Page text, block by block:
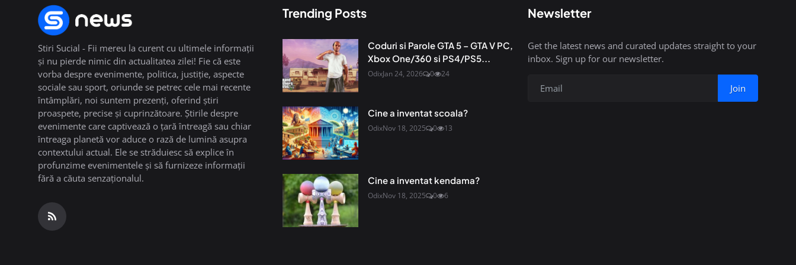
Stiri Sucial - Fii mereu la curent cu ultimele informații
și nu pierde nimic din actualitatea zilei! Fie că este
vorba despre evenimente, politica, justiție, aspecte
sociale sau sport, oriunde se petrec cele mai recente
întâmplări, noi suntem prezenți, oferind știri
proaspete, precise și cuprinzătoare. Știrile despre
evenimente care captivează o țară întreagă sau chiar
întreaga planetă vor aduce o rază de lumină asupra
contextului actual. Ele se străduiesc să explice în
profunzime evenimentele și să furnizeze informații
fără a căuta senzaționalul.
Trending Posts
Coduri si Parole GTA 5 – GTA V PC,
Xbox One/360 si PS4/PS5...
OdixJan 24, 2026 0 24
Cine a inventat scoala?
OdixNov 18, 2025 0 13
Cine a inventat kendama?
OdixNov 18, 2025 0 6
Newsletter
Get the latest news and curated updates straight to your
inbox. Sign up for our newsletter.
Join